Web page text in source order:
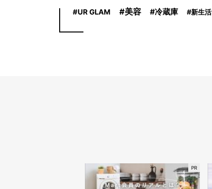
UR GLAM 美容 冷蔵庫 新生活